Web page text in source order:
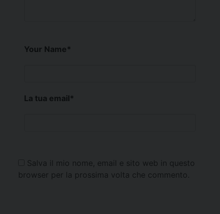
Your Name*
La tua email*
Salva il mio nome, email e sito web in questo
browser per la prossima volta che commento.